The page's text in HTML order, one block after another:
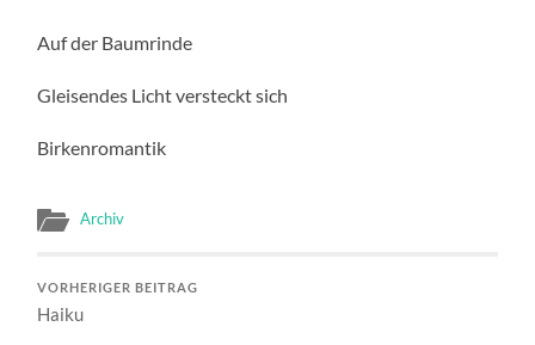
Auf der Baumrinde
Gleisendes Licht versteckt sich
Birkenromantik
Archiv
VORHERIGER BEITRAG
Haiku